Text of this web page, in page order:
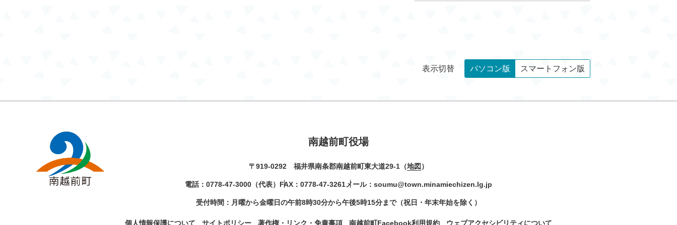
表示切替 パソコン版 スマートフォン版
南越前町役場
〒919-0292 福井県南条郡南越前町東大道29-1（地図 ）
電話： 0778-47-3000 （代表） FAX：0778-47-3261メール： soumu@town.minamiechizen.lg.jp
受付時間：月曜から金曜日の午前8時30分から午後5時15分まで（祝日・年末年始を除く）
個人情報保護について サイトポリシー 著作権・リンク・免責事項 南越前町Facebook利用規約 ウェブアクセシビリティについて